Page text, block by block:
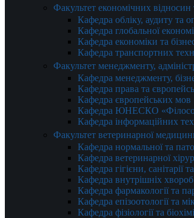
Факультет економічних відносин
Кафедра обліку, аудиту та
Кафедра глобальної
Кафедра економіки та
Кафедра транспортних
Факультет менеджменту,
Кафедра менеджменту,
Кафедра права та
Кафедра європейських мов
Кафедра ЮНЕСКО
Кафедра інформаційних
Факультет ветеринарної
Кафедра нормальної та
Кафедра ветеринарної
Кафедра гігієни,
Кафедра внутрішніх
Кафедра фармакології та
Кафедра епізоотології та
Кафедра фізіології та